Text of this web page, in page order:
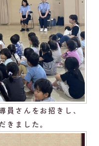
員さんをお招きし、
きました。